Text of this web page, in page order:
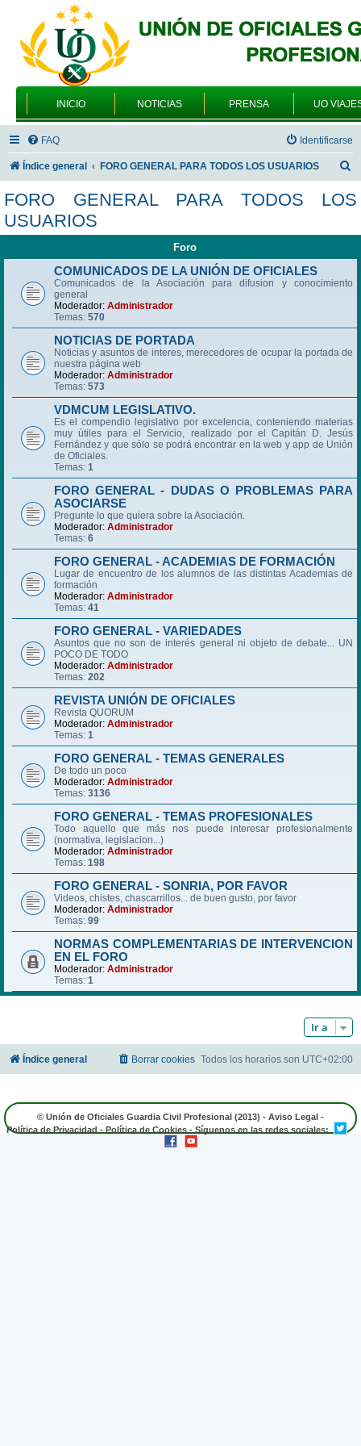
INICIO NOTICIAS PRENSA UO
FAQ Identificarse
Índice general FORO GENERAL PARA TODOS LOS USUARIOS
s
FORO GENERAL PARA TODOS LOS
USUARIOS
Foro
COMUNICADOS DE LA UNIÓN DE OFICIALES
Comunicados de la Asociación para difusion y conocimiento
general
Moderador: Administrador
Temas: 570
NOTICIAS DE PORTADA
Noticias y asuntos de interes, merecedores de ocupar la portada de
nuestra página web
Moderador: Administrador
Temas: 573
VDMCUM LEGISLATIVO.
Es el compendio legislativo por excelencia, conteniendo materias
muy útiles para el Servicio, realizado por el Capitán D. Jesús
Fernández y que sólo se podrá encontrar en la web y app de Unión
de Oficiales.
Temas: 1
FORO GENERAL - DUDAS O PROBLEMAS PARA
ASOCIARSE
Pregunte lo que quiera sobre la Asociación.
Moderador: Administrador
Temas: 6
FORO GENERAL - ACADEMIAS DE FORMACIÓN
Lugar de encuentro de los alumnos de las distintas Academias de
formación
Moderador: Administrador
Temas: 41
FORO GENERAL - VARIEDADES
Asuntos que no son de interés general ni objeto de debate... UN
POCO DE TODO
Moderador: Administrador
Temas: 202
REVISTA UNIÓN DE OFICIALES
Revista QUORUM
Moderador: Administrador
Temas: 1
FORO GENERAL - TEMAS GENERALES
De todo un poco
Moderador: Administrador
Temas: 3136
FORO GENERAL - TEMAS PROFESIONALES
Todo aquello que más nos puede interesar profesionalmente
(normativa, legislacion...)
Moderador: Administrador
Temas: 198
FORO GENERAL - SONRIA, POR FAVOR
Videos, chistes, chascarrillos... de buen gusto, por favor
Moderador: Administrador
Temas: 99
NORMAS COMPLEMENTARIAS DE INTERVENCION
EN EL FORO
Moderador: Administrador
Temas: 1
Ir a
Índice general Todos los horarios son UTC+02:00
Borrar cookies
© Unión de Oficiales Guardia Civil Profesional (2013) - Aviso Legal -
Política de Privacidad - Política de Cookies - Síguenos en las redes sociales: